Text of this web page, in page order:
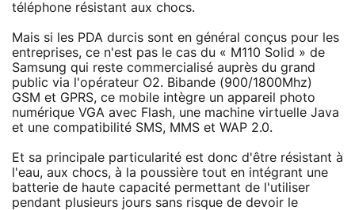
téléphone résistant aux chocs.
Mais si les PDA durcis sont en général conçus pour les
entreprises, ce n'est pas le cas du « M110 Solid » de
Samsung qui reste commercialisé auprès du grand
public via l'opérateur O2. Bibande (900/1800Mhz)
GSM et GPRS, ce mobile intègre un appareil photo
numérique VGA avec Flash, une machine virtuelle Java
et une compatibilité SMS, MMS et WAP 2.0.
Et sa principale particularité est donc d'être résistant à
l'eau, aux chocs, à la poussière tout en intégrant une
batterie de haute capacité permettant de l'utiliser
pendant plusieurs jours sans risque de devoir le